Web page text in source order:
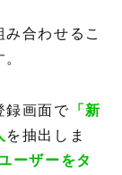
合わせるこ
録画面で 「新
を抽出しま
ーザーをタ